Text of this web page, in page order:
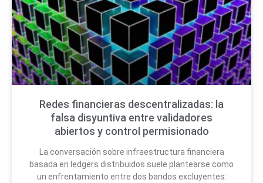
Redes financieras descentralizadas: la
falsa disyuntiva entre validadores
abiertos y control permisionado
La conversación sobre infraestructura financiera
basada en ledgers distribuidos suele plantearse como
un enfrentamiento entre dos bandos excluyentes: